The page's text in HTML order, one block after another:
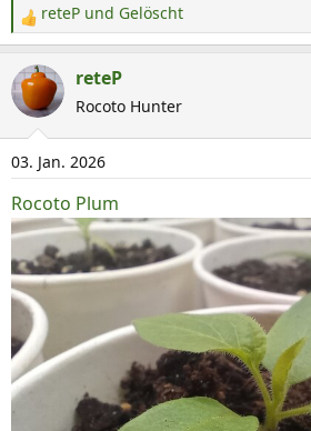
R
e
a
k
t
i
o
n
e
n
:
reteP und Gelöscht
reteP
Rocoto Hunter
03. Jan. 2026
Rocoto Plum